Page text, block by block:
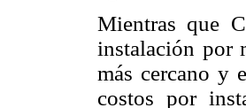
Mientras que
instalación por
más cercano y
costos por